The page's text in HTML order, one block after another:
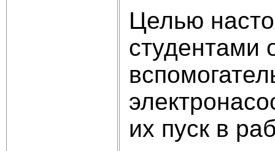
Целью
студентами
их пуск в